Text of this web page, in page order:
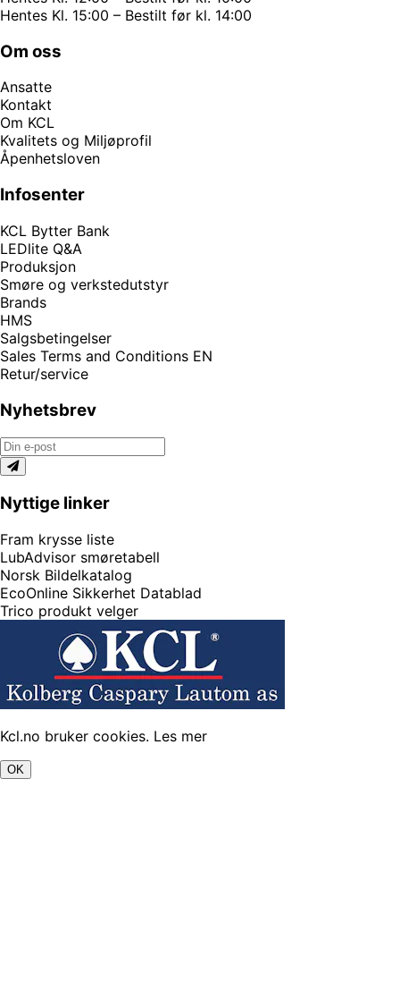
Hentes Kl. 15:00 – Bestilt før kl. 14:00
Om oss
Ansatte
Kontakt
Om KCL
Kvalitets og Miljøprofil
Åpenhetsloven
Infosenter
KCL Bytter Bank
LEDlite Q&A
Produksjon
Smøre og verkstedutstyr
Brands
HMS
Salgsbetingelser
Sales Terms and Conditions EN
Retur/service
Nyhetsbrev
Nyttige linker
Fram krysse liste
LubAdvisor smøretabell
Norsk Bildelkatalog
EcoOnline Sikkerhet Datablad
Trico produkt velger
Kcl.no bruker cookies. Les mer
OK